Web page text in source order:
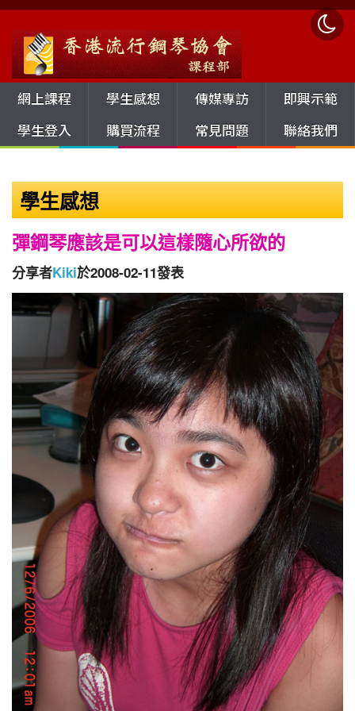
網上課程 學生感想 傳媒專訪
即興示範
學生登入
購買流程 常見問題 聯絡我們
學生感想
彈鋼琴應該是可以這樣隨心所欲的
分享者Kiki於2008-02-11發表